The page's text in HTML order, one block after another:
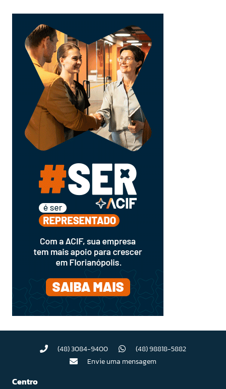
(48) 3084-9400
(48) 98818-5882
Envie uma mensagem
Centro